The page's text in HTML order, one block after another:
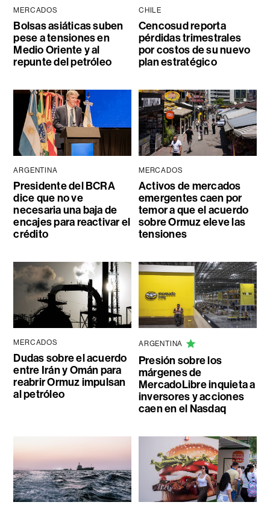
MERCADOS
Bolsas asiáticas suben
pese a tensiones en
Medio Oriente y al
repunte del petróleo
CHILE
Cencosud reporta
pérdidas trimestrales
por costos de su nuevo
plan estratégico
ARGENTINA
Presidente del BCRA
dice que no ve
necesaria una baja de
encajes para reactivar el
crédito
MERCADOS
Activos de mercados
emergentes caen por
temor a que el acuerdo
sobre Ormuz eleve las
tensiones
MERCADOS
Dudas sobre el acuerdo
entre Irán y Omán para
reabrir Ormuz impulsan
al petróleo
ARGENTINA
Presión sobre los
márgenes de
MercadoLibre inquieta a
inversores y acciones
caen en el Nasdaq